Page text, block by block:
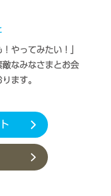
やってみたい！」
なみなさまとお会
ます。